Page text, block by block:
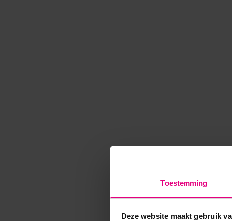
Toestemming
Deze website maakt gebruik